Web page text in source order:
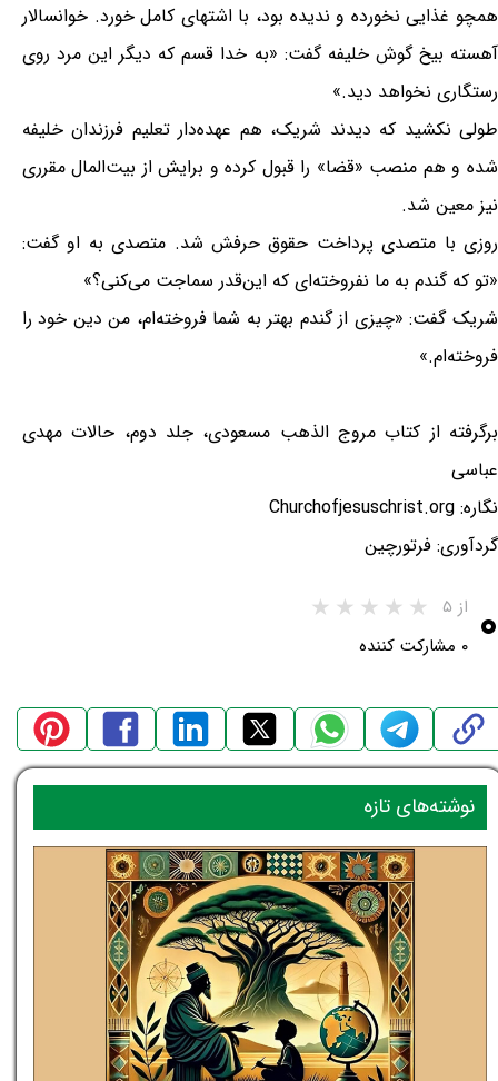
همچو غذایی نخورده و ندیده بود، با اشتهای کامل خورد. خوانسالار
آهسته بیخ گوش خلیفه گفت: «به خدا قسم که دیگر این مرد روی
رستگاری نخواهد دید.»
طولی نکشید که دیدند شریک، هم عهده‌دار تعلیم فرزندان خلیفه
شده و هم منصب «قضا» را قبول کرده و برایش از بیت‌المال مقرری
نیز معین شد.
روزی با متصدی پرداخت حقوق حرفش شد. متصدی به او گفت:
«تو که گندم به ما نفروخته‌ای که این‌قدر سماجت می‌کنی؟»
شریک گفت: «چیزی از گندم بهتر به شما فروخته‌ام، من دین خود را
فروخته‌ام.»
برگرفته از کتاب مروج الذهب مسعودی، جلد دوم، حالات مهدی
عباسی
نگاره: Churchofjesuschrist.org
گردآوری: فرتورچین
۰ از ۵
۰ مشارکت کننده
نوشته‌های تازه